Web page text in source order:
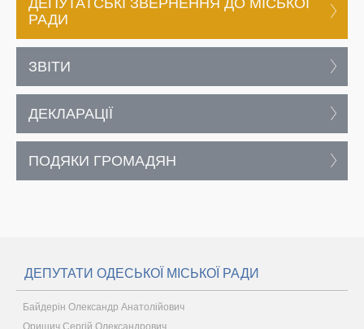
ДЕПУТАТСЬКІ ЗВЕРНЕННЯ ДО МІСЬКОЇ
РАДИ
ЗВІТИ
ДЕКЛАРАЦІЇ
ПОДЯКИ ГРОМАДЯН
ДЕПУТАТИ ОДЕСЬКОЇ МІСЬКОЇ РАДИ
Байдерін Олександр Анатолійович
Оришич Сергій Олександрович